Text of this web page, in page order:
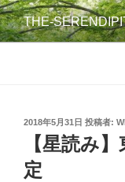
コ
ン
テ
THE-
投
2018年5月31日 投稿者:
【星読み
定